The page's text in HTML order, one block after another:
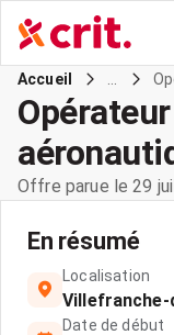
Accueil
Offre parue le 29
En résumé
Localisation
Villefranche-
Date de début